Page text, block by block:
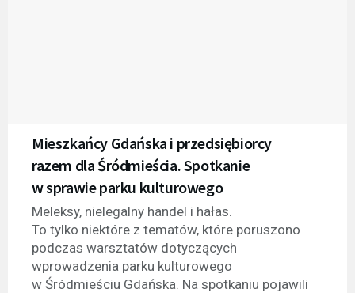
Mieszkańcy Gdańska i przedsiębiorcy
razem dla Śródmieścia. Spotkanie
w sprawie parku kulturowego
Meleksy, nielegalny handel i hałas.
To tylko niektóre z tematów, które poruszono
podczas warsztatów dotyczących
wprowadzenia parku kulturowego
w Śródmieściu Gdańska. Na spotkaniu pojawili